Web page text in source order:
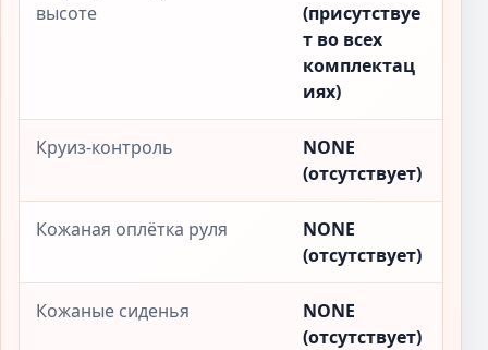
высоте
(присутствуе
т во всех
комплектац
иях)
Круиз-контроль
NONE
(отсутствует)
Кожаная оплётка руля
NONE
(отсутствует)
Кожаные сиденья
NONE
(отсутствует)